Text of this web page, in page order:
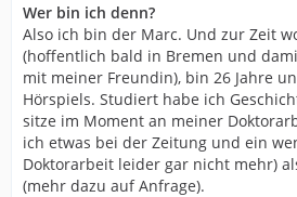
Wer bin ich denn?
Also ich bin der Marc. Und zur Zeit
(hoffentlich bald in Bremen und
mit meiner Freundin), bin 26 Jahre
Hörspiels. Studiert habe ich
sitze im Moment an meiner
ich etwas bei der Zeitung und ein
Doktorarbeit leider gar nicht mehr)
(mehr dazu auf Anfrage).